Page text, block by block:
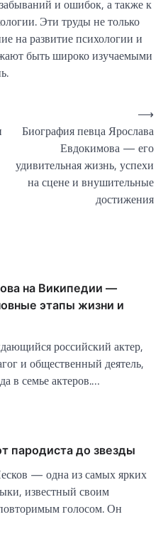
и ошибок, а также к
Эти труды не только
на развитие психологии и
быть широко изучаемыми
Биография певца Ярослава
Евдокимова — его
удивительная жизнь, успехи
на сцене и внушительные
достижения
⟶
на Википедии —
этапы жизни и
российский актер,
и общественный деятель,
в семье актеров.…
пародиста до звезды
— одна из самых ярких
известный своим
голосом. Он